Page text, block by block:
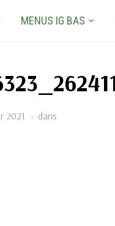
MENUS IG BAS
2021 dans